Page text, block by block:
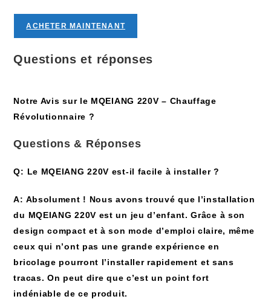
ACHETER MAINTENANT
Questions et réponses
Notre Avis sur le MQEIANG 220V – Chauffage
Révolutionnaire ?
Questions & Réponses
Q: Le MQEIANG 220V est-il facile à installer ?
A: Absolument ! Nous avons trouvé que l’installation
du MQEIANG 220V est un jeu d’enfant. Grâce à son
design compact et à son mode d’emploi claire, même
ceux qui n’ont pas une grande expérience en
bricolage pourront l’installer rapidement et sans
tracas. On peut dire que c’est un point fort
indéniable de ce produit.